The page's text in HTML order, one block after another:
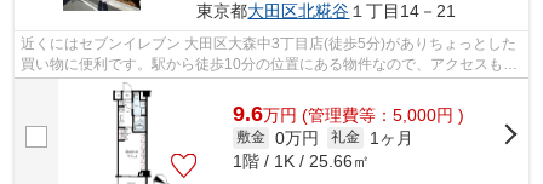
東京都大田区北糀谷１丁目14－21
近くにはセブンイレブン 大田区大森中3丁目店(徒歩5分)がありちょっとした
買い物に便利です。駅から徒歩10分の位置にある物件なので、アクセスも良
好です。道が平坦だと買い物も快適に...
9.6万円 (管理費等：5,000円 )
敷金 0万円 礼金
1ヶ月
1階 / 1K / 25.66㎡